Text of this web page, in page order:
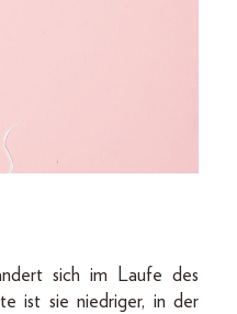
sich im Laufe des
ist sie niedriger, in der